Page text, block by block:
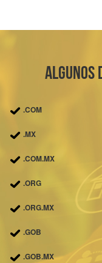
Algunos
.COM
.MX
.COM.MX
.ORG
.ORG.MX
.GOB
.GOB.MX